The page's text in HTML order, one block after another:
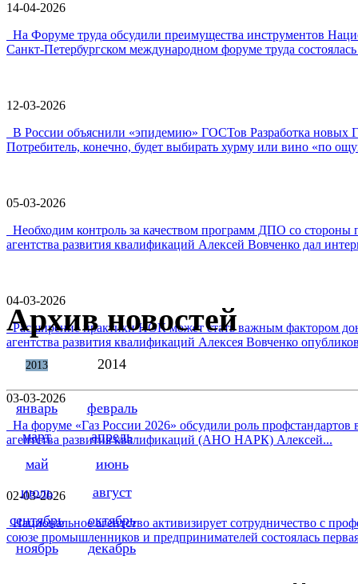
14-04-2026
На Форуме труда обсудили преимущества инструментов
Санкт-Петербургском международном форуме труда
12-03-2026
В России объяснили «эпидемию» ГОСТов Разработка новых
Потребитель, конечно, будет выбирать хурму или вино «по
05-03-2026
Необходим контроль за качеством программ ДПО со
агентства развития квалификаций Алексей Вовченко дал
04-03-2026
Расширение практики НОК может стать важным фактором
агентства развития квалификаций Алексея Вовченко
03-03-2026
На форуме «Газ России 2026» обсудили роль
агентства развития квалификаций (АНО НАРК) Алексей...
02-03-2026
Национальное агентство активизирует сотрудничество с
союзе промышленников и предпринимателей состоялась
Архив новостей
2013 2014
январь
февраль
март
апрель
май
июнь
июль
август
сентябрь
октябрь
ноябрь
декабрь